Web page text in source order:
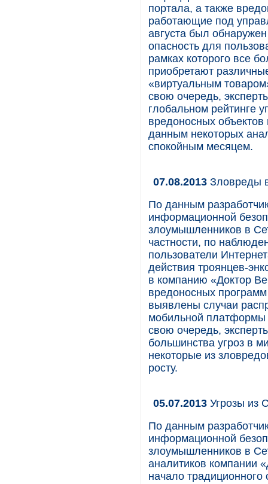
портала, а также
работающие под
августа был
опасность для
рамках которого все
приобретают
«виртуальным
свою очередь,
глобальном рейтинге
вредоносных объектов
данным некоторых
спокойным месяцем.
07.08.2013 Зловреды
По данным
информационной
злоумышленников в
частности, по
пользователи
действия троянцев-
в компанию «Доктор
вредоносных
выявлены случаи
мобильной платформы
свою очередь,
большинства угроз в
некоторые из
росту.
05.07.2013 Угрозы из
По данным
информационной
злоумышленников в
аналитиков компании
начало